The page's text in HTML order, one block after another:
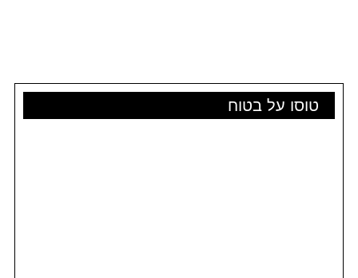
טוסו על בטוח